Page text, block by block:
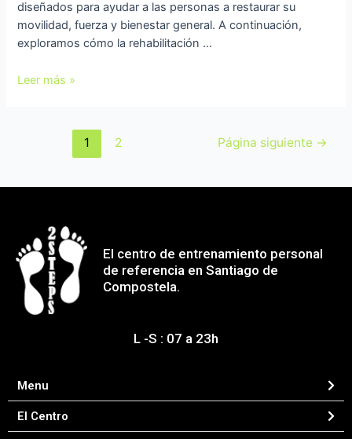
diseñados para ayudar a las personas a restaurar su
movilidad, fuerza y bienestar general. A continuación,
exploramos cómo la rehabilitación …
Leer más »
1 2 Página siguiente →
El centro de entrenamiento personal
de referencia en Santiago de
Compostela.
L -S : 07 a 23h
Menu
El Centro